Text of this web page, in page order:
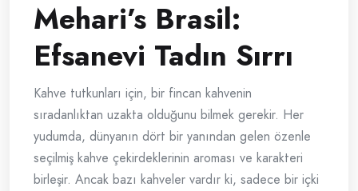
Mehari’s Brasil:
Efsanevi Tadın Sırrı
Kahve tutkunları için, bir fincan kahvenin
sıradanlıktan uzakta olduğunu bilmek gerekir. Her
yudumda, dünyanın dört bir yanından gelen özenle
seçilmiş kahve çekirdeklerinin aroması ve karakteri
birleşir. Ancak bazı kahveler vardır ki, sadece bir içki